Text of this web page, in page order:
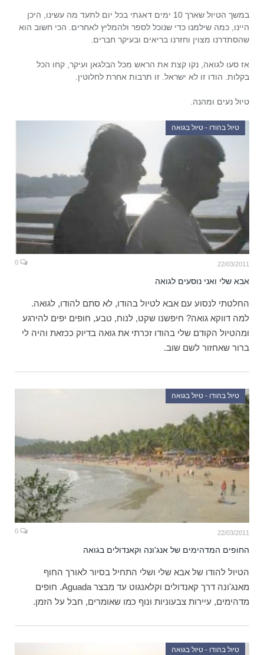
במשך הטיול שארך 10 ימים דאגתי בכל יום לתעד מה עשינו, היכן
היינו, כמה שילמנו כדי שנוכל לספר ולהמליץ לאחרים. הכי חשוב הוא
שהסתדרנו מצוין וחזרנו בריאים ובעיקר חברים.
אז סעו לגואה, נקו קצת את הראש מכל הבלגאן ועיקר, קחו הכל
בקלות. הודו זו לא ישראל. זו תרבות אחרת לחלוטין.
טיול נעים ומהנה.
טיול בהודו - טיול בגואה
22/03/2011
אבא שלי ואני נוסעים לגואה
החלטתי לנסוע עם אבא לטיול בהודו, לא סתם להודו, לגואה.
למה דווקא גואה? חיפשנו שקט, לנוח, טבע, חופים יפים להירגע
ומהטיול הקודם שלי בהודו זכרתי את גואה בדיוק ככזאת והיה לי
ברור שאחזור לשם שוב.
טיול בהודו - טיול בגואה
22/03/2011
החופים המדהימים של אנג'ונה וקאנדולים בגואה
הטיול להודו של אבא שלי ושלי התחיל בסיור לאורך החוף
מאנג'ונה דרך קאנדולים וקלאנגוט עד מבצר Aguada. חופים
מדהימים, עיירות צבעוניות ונוף כמו שאומרים, חבל על הזמן.
טיול בהודו - טיול בגואה